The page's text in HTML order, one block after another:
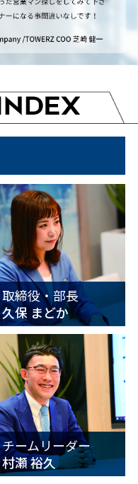
取締役・部長
久保 まどか
チームリーダー
村瀬 裕久